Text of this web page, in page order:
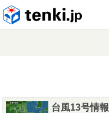
台風13号情報